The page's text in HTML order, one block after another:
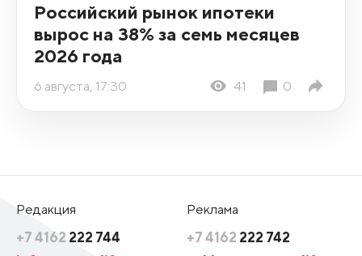
Российский рынок ипотеки
вырос на 38% за семь месяцев
2026 года
6 августа, 17:30 41 0
Редакция
+7 4162 222 744
Реклама
+7 4162 222 742